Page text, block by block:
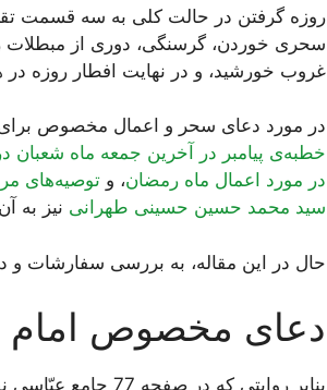
روزه گرفتن در حالت کلی به سه قسمت
سحری خوردن، گرسنگی، دوری از مبطلات
غروب خورشید، و در نهایت افطار روزه در
در مورد دعای سحر و اعمال مخصوص
خطبه‌ی پیامبر در آخرین جمعه ماه شعبان
در مورد اعمال ماه رمضان، و توصیه‌های
سید محمد حسین حسینی طهرانی نیز به
حال در این مقاله، به بررسی سفارشات و
دعای مخصوص امام
بنابر روایتی که در صفحه 77 جامع عبّاسی نقل شده است، این